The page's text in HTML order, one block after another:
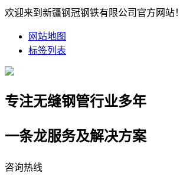
欢迎来到新疆钢冠钢铁有限公司官方网站！
网站地图
标签列表
专注无缝钢管行业多年
一条龙服务及解决方案
咨询热线